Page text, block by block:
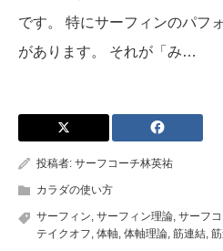
です。 特にサーフィンのパフ
があります。 それが「み…
投稿者: サーフコーチ林英祐
カラダの使い方
サーフィン, サーフィン理論, サーフ
テイクオフ, 体軸, 体軸理論, 筋連結,